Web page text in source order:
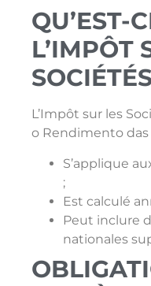
QU’EST-
L’IMPÔT
L’Impôt sur les
o Rendimento das
S’applique
;
Est calculé
Peut inclure
nationales